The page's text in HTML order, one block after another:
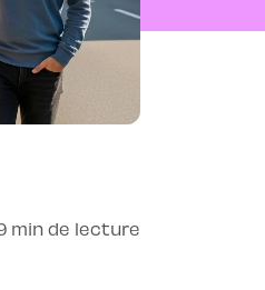
9 min de lecture